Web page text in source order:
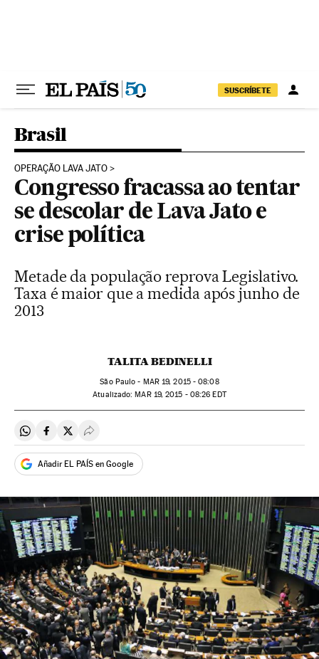
SUSCRÍBETE
Brasil
OPERAÇÃO LAVA JATO
Congresso fracassa ao tentar
se descolar de Lava Jato e
crise política
Metade da população reprova Legislativo.
Taxa é maior que a medida após junho de
2013
TALITA BEDINELLI
São Paulo - MAR19, 2015 - 08:08
atualizado: MAR19, 2015 - 08:26 EDT
Compartir en Whatsapp
Compartir en Facebook
Compartir en Twitter
Desplegar Redes Sociales
Añadir EL PAÍS en Google